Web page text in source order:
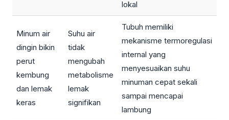
lokal
Minum air
dingin bikin
perut
kembung
dan lemak
keras
Suhu air
tidak
mengubah
metabolisme
lemak
signifikan
Tubuh memiliki
mekanisme termoregulasi
internal yang
menyesuaikan suhu
minuman cepat sekali
sampai mencapai
lambung